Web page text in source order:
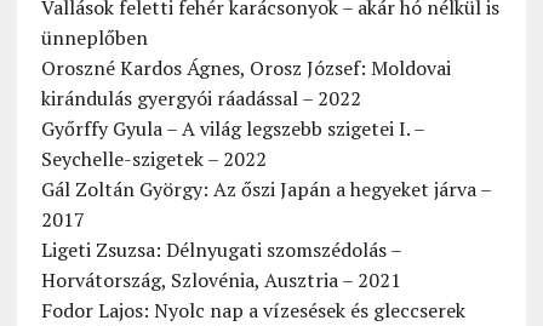
Vallások feletti fehér karácsonyok – akár hó nélkül is
ünneplőben
Oroszné Kardos Ágnes, Orosz József: Moldovai
kirándulás gyergyói ráadással – 2022
Győrffy Gyula – A világ legszebb szigetei I. –
Seychelle-szigetek – 2022
Gál Zoltán György: Az őszi Japán a hegyeket járva –
2017
Ligeti Zsuzsa: Délnyugati szomszédolás –
Horvátország, Szlovénia, Ausztria – 2021
Fodor Lajos: Nyolc nap a vízesések és gleccserek